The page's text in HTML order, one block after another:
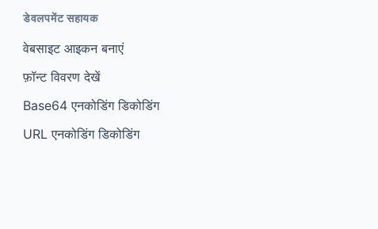
डेवलपमेंट सहायक
वेबसाइट आइकन बनाएं
फ़ॉन्ट विवरण देखें
Base64 एनकोडिंग डिकोडिंग
URL एनकोडिंग डिकोडिंग